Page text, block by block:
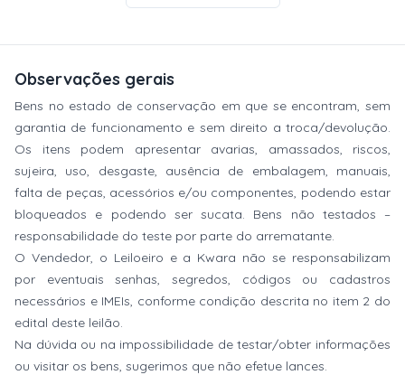
Observações gerais
Bens no estado de conservação em que se encontram, sem
garantia de funcionamento e sem direito a troca/devolução.
Os itens podem apresentar avarias, amassados, riscos,
sujeira, uso, desgaste, ausência de embalagem, manuais,
falta de peças, acessórios e/ou componentes, podendo estar
bloqueados e podendo ser sucata. Bens não testados –
responsabilidade do teste por parte do arrematante.
O Vendedor, o Leiloeiro e a Kwara não se responsabilizam
por eventuais senhas, segredos, códigos ou cadastros
necessários e IMEIs, conforme condição descrita no item 2 do
edital deste leilão.
Na dúvida ou na impossibilidade de testar/obter informações
ou visitar os bens, sugerimos que não efetue lances.